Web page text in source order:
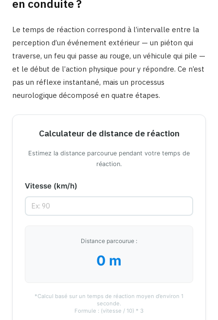
en conduite ?
Le temps de réaction correspond à l’intervalle entre la
perception d’un événement extérieur — un piéton qui
traverse, un feu qui passe au rouge, un véhicule qui pile —
et le début de l’action physique pour y répondre. Ce n’est
pas un réflexe instantané, mais un processus
neurologique décomposé en quatre étapes.
Calculateur de distance de réaction
Estimez la distance parcourue pendant votre temps de
réaction.
Vitesse (km/h)
Distance parcourue :
0 m
*Calcul basé sur un temps de réaction moyen d’environ 1
seconde.
Formule : (vitesse / 10) * 3